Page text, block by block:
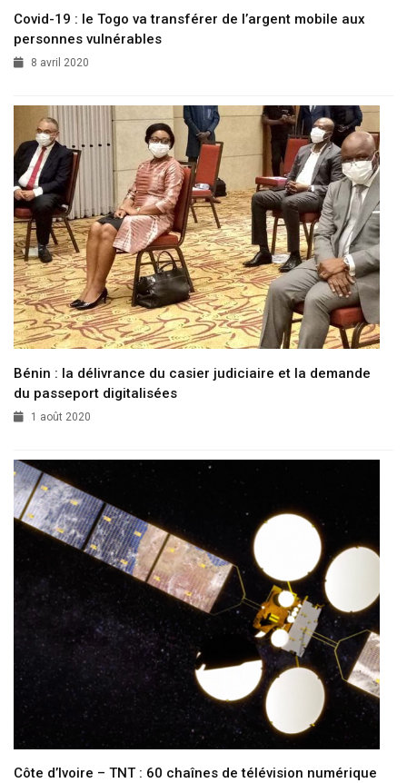
Covid-19 : le Togo va transférer de l’argent mobile aux
personnes vulnérables
8 avril 2020
Bénin : la délivrance du casier judiciaire et la demande
du passeport digitalisées
1 août 2020
Côte d’Ivoire – TNT : 60 chaînes de télévision numérique